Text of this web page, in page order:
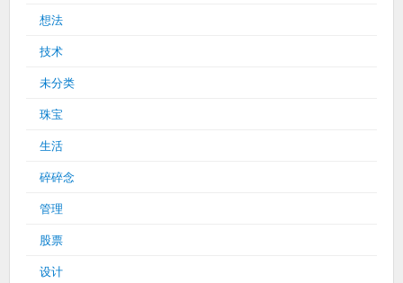
想法
技术
未分类
珠宝
生活
碎碎念
管理
股票
设计